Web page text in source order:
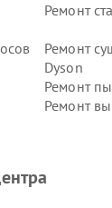
Ремонт
Ремонт
Dyson
Ремонт
Ремонт